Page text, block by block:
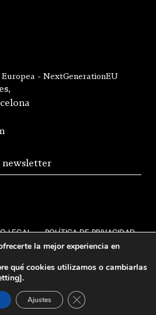
- NextGenerationEU
LEGAL
POLÍTICA DE PRIVACIDAD
DE VENTA
FAQS
la mejor experiencia en
qué cookies utilizamos o cambiarlas
Ajustes Cerrar el banner de